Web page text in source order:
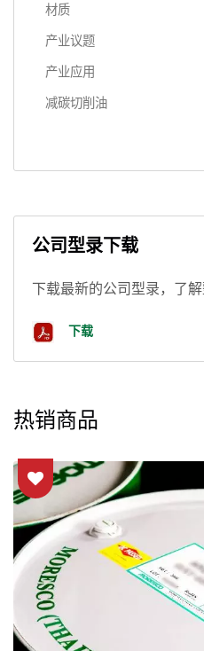
材质
产业议题
产业应用
减碳切削油
公司型录下载
下载最新的公司型录，了
下载
热销商品